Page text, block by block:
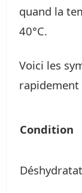
quand la
40°C.
Voici les
rapidement
Condition